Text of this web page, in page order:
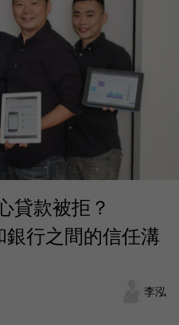
貸款被拒？
行之間的信任溝
李泓